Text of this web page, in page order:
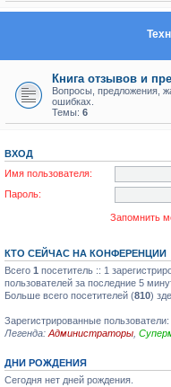
Книга отзывов и
Вопросы, предложения,
ошибках.
Темы: 6
ВХОД
Имя пользователя:
Пароль:
Запомнить
КТО СЕЙЧАС НА КОНФЕРЕНЦИИ
Всего 1 посетитель :: 1
пользователей за последние 5
Больше всего посетителей (810)
Зарегистрированные пользователи:
Легенда: Администраторы
ДНИ РОЖДЕНИЯ
Сегодня нет дней рождения.